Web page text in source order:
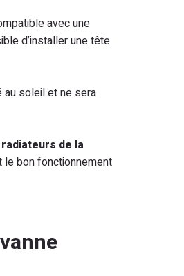
avec une
d’installer une tête
au soleil et ne sera
de la
le bon fonctionnement